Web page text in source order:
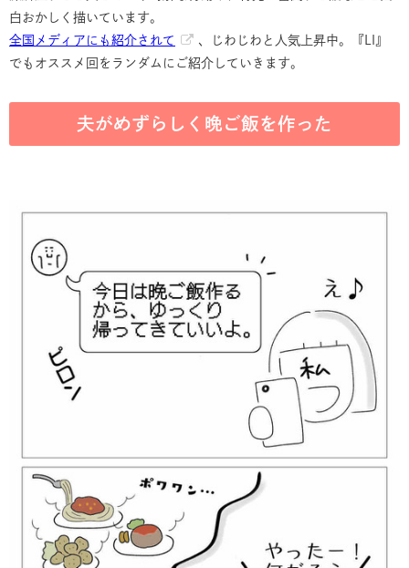
白おかしく描いています。
全国メディアにも紹介されて
、じわじわと人気上昇中。『LI』
でもオススメ回をランダムにご紹介していきます。
夫がめずらしく晩ご飯を作った